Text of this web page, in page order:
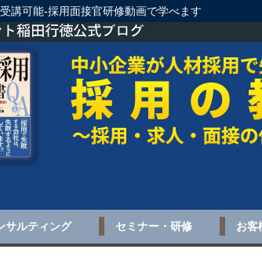
講可能-採用面接官研修動画で学べます
サルティング セミナー・研修 お客